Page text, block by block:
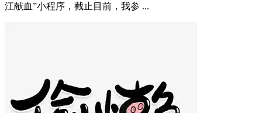
江献血”小程序，截止目前，我参 ...